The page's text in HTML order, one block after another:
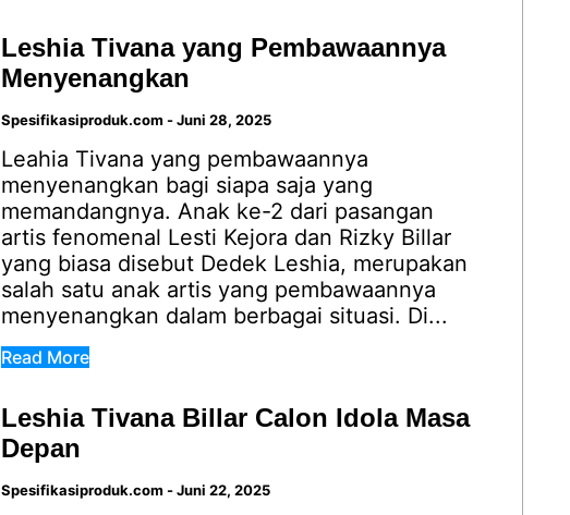
Leshia Tivana yang Pembawaannya
Menyenangkan
Spesifikasiproduk.com -Juni 28, 2025
Leahia Tivana yang pembawaannya
menyenangkan bagi siapa saja yang
memandangnya. Anak ke-2 dari pasangan
artis fenomenal Lesti Kejora dan Rizky Billar
yang biasa disebut Dedek Leshia, merupakan
salah satu anak artis yang pembawaannya
menyenangkan dalam berbagai situasi. Di...
Read More
Leshia Tivana Billar Calon Idola Masa
Depan
Spesifikasiproduk.com -Juni 22, 2025